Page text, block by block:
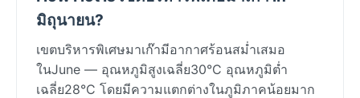
มิถุนายน?
เขตบริหารพิเศษมาเก๊ามีอากาศร้อนสม่ำเสมอ
ในJune — อุณหภูมิสูงเฉลี่ย30°C อุณหภูมิต่ำ
เฉลี่ย28°C โดยมีความแตกต่างในภูมิภาคน้อยมาก